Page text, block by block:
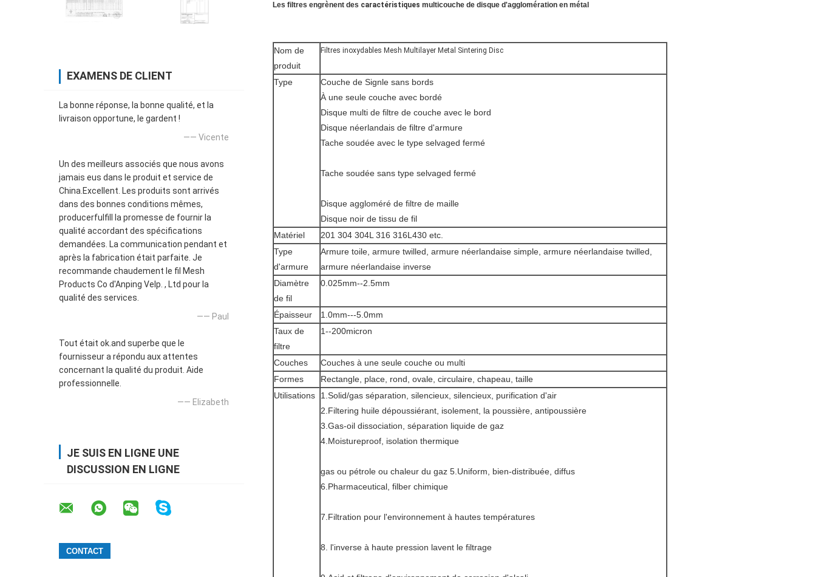
EXAMENS DE CLIENT
La bonne réponse, la bonne qualité, et la
livraison opportune, le gardent !
—— Vicente
Un des meilleurs associés que nous avons
jamais eus dans le produit et service de
China.Excellent. Les produits sont arrivés
dans des bonnes conditions mêmes,
producerfulfill la promesse de fournir la
qualité accordant des spécifications
demandées. La communication pendant et
après la fabrication était parfaite. Je
recommande chaudement le fil Mesh
Products Co d'Anping Velp. , Ltd pour la
qualité des services.
—— Paul
Tout était ok.and superbe que le
fournisseur a répondu aux attentes
concernant la qualité du produit. Aide
professionnelle.
—— Elizabeth
JE SUIS EN LIGNE UNE
DISCUSSION EN LIGNE
Les filtres engrènent des caractéristiques multicouche de disque d'agglomération en métal
Nom de
produit
Filtres inoxydables Mesh Multilayer Metal Sintering Disc
Type
Couche de Signle sans bords
À une seule couche avec bordé
Disque multi de filtre de couche avec le bord
Disque néerlandais de filtre d'armure
Tache soudée avec le type selvaged fermé
Tache soudée sans type selvaged fermé
Disque aggloméré de filtre de maille
Disque noir de tissu de fil
Matériel
201 304 304L 316 316L430 etc.
Type
d'armure
Armure toile, armure twilled, armure néerlandaise simple, armure néerlandaise twilled,
armure néerlandaise inverse
Diamètre
de fil
0.025mm--2.5mm
Épaisseur
1.0mm---5.0mm
Taux de
filtre
1--200micron
Couches
Couches à une seule couche ou multi
Formes
Rectangle, place, rond, ovale, circulaire, chapeau, taille
Utilisations
1.Solid/gas séparation, silencieux, silencieux, purification d'air
2.Filtering huile dépoussiérant, isolement, la poussière, antipoussière
3.Gas-oil dissociation, séparation liquide de gaz
4.Moistureproof, isolation thermique
gas ou pétrole ou chaleur du gaz 5.Uniform, bien-distribuée, diffus
6.Pharmaceutical, filber chimique
7.Filtration pour l'environnement à hautes températures
8. l'inverse à haute pression lavent le filtrage